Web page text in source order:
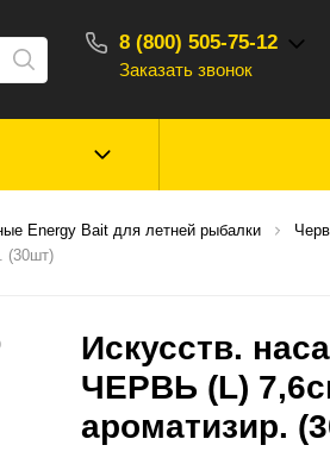
8 (800) 505-75-12
Заказать звонок
ароматизаторы
Energy Bait для летней рыбалки
(30шт)
Искусств.
ЧЕРВЬ (L)
ароматизир.